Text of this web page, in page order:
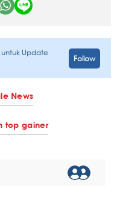
untuk Update
Follow
News
top gainer